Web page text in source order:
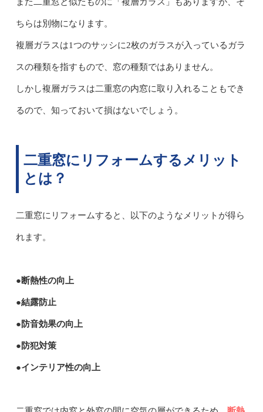
ちらは別物になります。
複層ガラスは1つのサッシに2枚のガラスが入っているガラ
スの種類を指すもので、窓の種類ではありません。
しかし複層ガラスは二重窓の内窓に取り入れることもでき
るので、知っておいて損はないでしょう。
二重窓にリフォームするメリット
とは？
二重窓にリフォームすると、以下のようなメリットが得ら
れます。
●断熱性の向上
●結露防止
●防音効果の向上
●防犯対策
●インテリア性の向上